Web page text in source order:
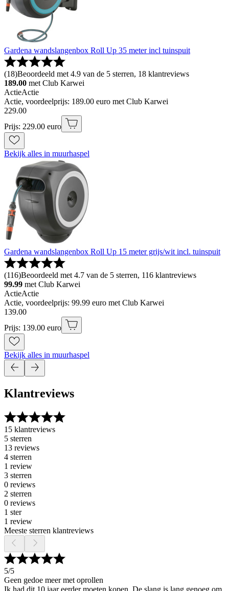
Gardena wandslangenbox Roll Up 35 meter incl tuinspuit
(18)Beoordeeld met 4.9 van de 5 sterren, 18 klantreviews
189.00 met Club Karwei
ActieActie
Actie, voordeelprijs: 189.00 euro met Club Karwei
229.00
Prijs: 229.00 euro
Bekijk alles in muurhaspel
Gardena wandslangenbox Roll Up 15 meter grijs/wit incl. tuinspuit
(116)Beoordeeld met 4.7 van de 5 sterren, 116 klantreviews
99.99 met Club Karwei
ActieActie
Actie, voordeelprijs: 99.99 euro met Club Karwei
139.00
Prijs: 139.00 euro
Bekijk alles in muurhaspel
Klantreviews
15 klantreviews
5 sterren
13 reviews
4 sterren
1 review
3 sterren
0 reviews
2 sterren
0 reviews
1 ster
1 review
Meeste sterren klantreviews
5/5
Geen gedoe meer met oprollen